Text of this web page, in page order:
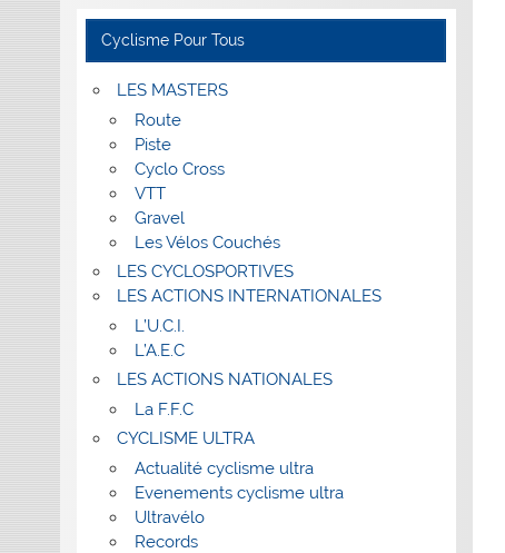
Cyclisme Pour Tous
LES MASTERS
Route
Piste
Cyclo Cross
VTT
Gravel
Les Vélos Couchés
LES CYCLOSPORTIVES
LES ACTIONS INTERNATIONALES
L’U.C.I.
L’A.E.C
LES ACTIONS NATIONALES
La F.F.C
CYCLISME ULTRA
Actualité cyclisme ultra
Evenements cyclisme ultra
Ultravélo
Records